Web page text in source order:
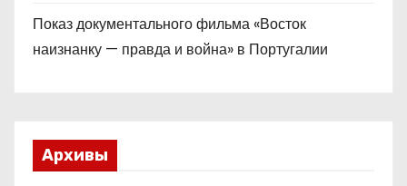
Показ документального фильма «Восток
наизнанку — правда и война» в Португалии
Архивы